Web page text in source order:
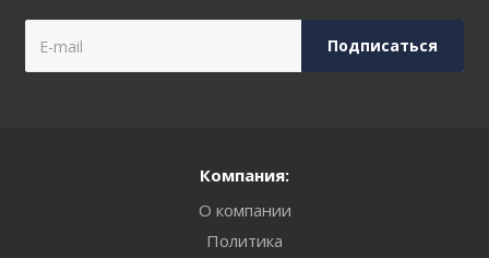
Компания:
О компании
Политика